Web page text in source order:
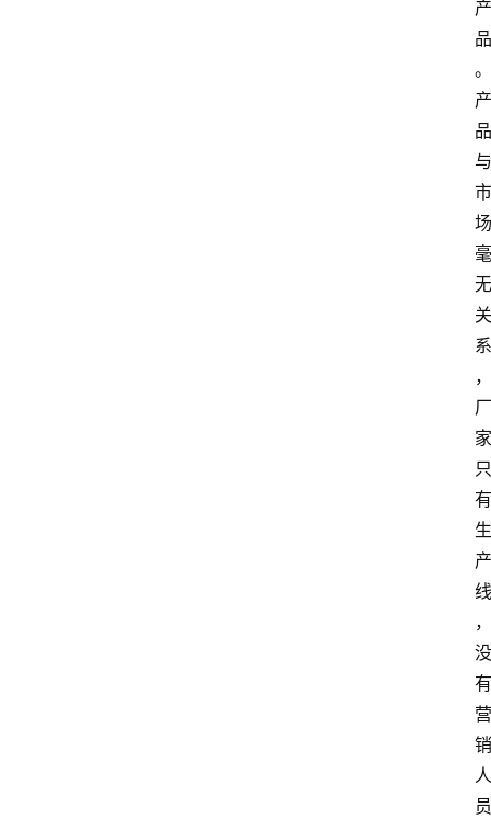
产
品
。
产
品
与
市
场
毫
无
关
系
，
厂
家
只
有
生
产
线
，
没
有
营
销
人
员